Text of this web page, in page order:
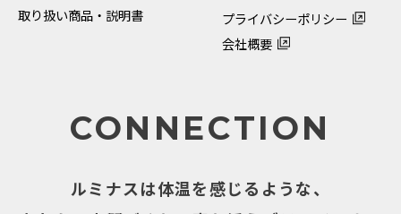
取り扱い商品・説明書
プライバシーポリシー
会社概要
CONNECTION
ルミナスは体温を感じるような、